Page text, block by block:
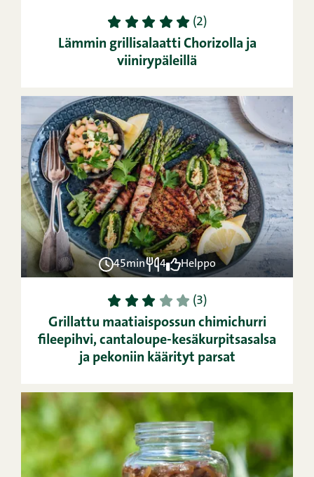
1 2 3 4 5 (2)
Lämmin grillisalaatti Chorizolla ja
viinirypäleillä
45min 4 Helppo
1 2 3 4 5 (3)
Grillattu maatiaispossun chimichurri
fileepihvi, cantaloupe-kesäkurpitsasalsa
ja pekoniin käärityt parsat